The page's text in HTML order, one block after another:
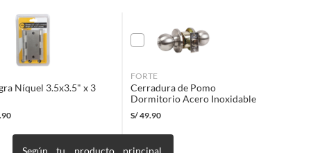
Níquel 3.5x3.5" x 3
Según tu producto principal,
FORTE
Cerradura de Pomo
Dormitorio Acero Inoxidable
S/49.90